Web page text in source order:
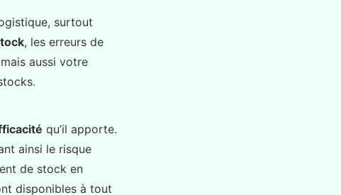
surtout
, les erreurs de
mais aussi votre
qu’il apporte.
ainsi le risque
de stock en
disponibles à tout